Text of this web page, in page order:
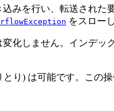
みを行い、転送され
をスロー
化しません。インデ
り) は可能です。この